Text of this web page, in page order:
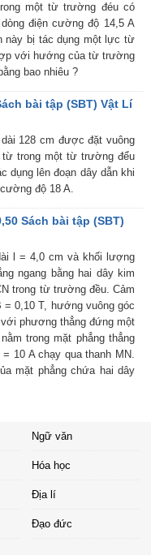
một từ trường đéu có
điện cường độ 14,5 A
này bị tác dụng một lực từ
với hướng của từ trường
bao nhiêu ?
bài tập (SBT) Vật Lí
128 cm được đặt vuông
trong một từ trường đểu
dụng lên đoạn dây dẫn khi
độ 18 A.
Sách bài tập (SBT)
l = 4,0 cm và khối lượng
ngang bằng hai dây kim
trong từ trường đều. Cảm
0,10 T, hướng vuông góc
phương thẳng đứng một
trong mặt phẳng thẳng
10 A chạy qua thanh MN.
mặt phẳng chứa hai dây
Ngữ văn
Hóa học
Địa lí
Đạo đức